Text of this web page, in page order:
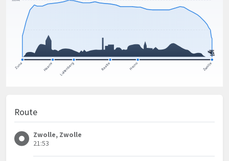
Route
Zwolle, Zwolle
21:53